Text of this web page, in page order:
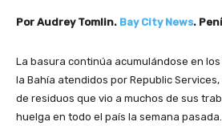
Por Audrey Tomlin. Bay City News.
La basura continúa acumulándose en
la Bahía atendidos por Republic
de residuos que vio a muchos de sus
huelga en todo el país la semana pasada.